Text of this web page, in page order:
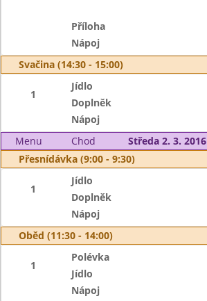
Příloha
Nápoj
Svačina (14:30 - 15:00)
1
Jídlo
Doplněk
Nápoj
Menu
Chod
Středa 2. 3. 2016
Přesnídávka (9:00 - 9:30)
1
Jídlo
Doplněk
Nápoj
Oběd (11:30 - 14:00)
1
Polévka
Jídlo
Nápoj